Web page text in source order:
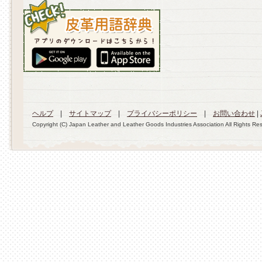
ヘルプ| サイトマップ| プライバシーポリシー お問い合わせ
Copyright (C) Japan Leather and Leather Goods Industries Association All Rights